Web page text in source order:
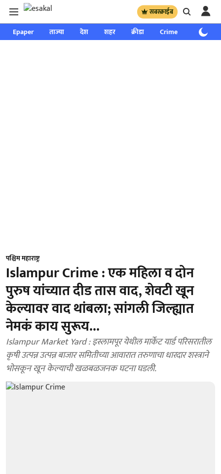
सबस्क्राईब
Epaper ताज्या देश शहर क्रीडा Crime साप्ताहिक
पश्चिम महाराष्ट्र
Islampur Crime : एक महिला व दोन
पुरुष यांच्यात दीड तास वाद, शेवटी खून
केल्यावर वाद थांबला; सांगली जिल्ह्यात
नेमकं काय सुरूय...
Islampur Market Yard : इस्लामपूर येथील मार्केट यार्ड परिसरातील
कृषी उत्पन्न उत्पन्न बाजार समितीच्या आवारात तरुणाचा धारदार शस्त्राने
भोसकून खून केल्याची खळबळजनक घटना घडली.